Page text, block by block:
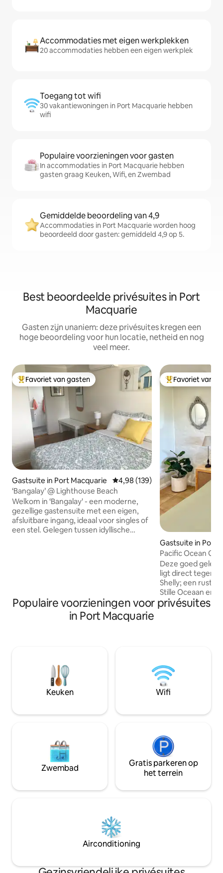
Accommodaties met eigen werkplekken
20 accommodaties hebben een eigen werkplek
Toegang tot wifi
30 vakantiewoningen in Port Macquarie hebben
wifi
Populaire voorzieningen voor gasten
In accommodaties in Port Macquarie hebben
gasten graag Keuken, Wifi, en Zwembad
Gemiddelde beoordeling van 4,9
Accommodaties in Port Macquarie worden hoog
beoordeeld door gasten: gemiddeld 4,9 op 5.
Best beoordeelde privésuites in Port
Macquarie
Gasten zijn unaniem: deze privésuites kregen een
hoge beoordeling voor hun locatie, netheid en nog
veel meer.
Topfavoriet van gasten
Favoriet van gasten
Gastsuite in Port Macquarie Gemiddelde beoordeling van
4,98 (139)
‘Bangalay’ @ Lighthouse Beach
Welkom in ‘Bangalay' - een moderne,
gezellige gastensuite met een eigen,
afsluitbare ingang, ideaal voor singles of
een stel. Gelegen tussen idyllische
400 meter afstand te bereiken. Doe
zoveel of zo weinig als je zelf zelf zelf
wilt. Geniet van de buiten
dineren/bbq/vuurplaats en je eigen
Topfavoriet van
Favoriet van
Gastsuite in Port
Pacific Ocean
Deze goed
ligt direct
Shelly; een rustig
Stille Oceaan en
van het populaire
is het beste
vrienden die
ontspannen in
Macquarie. Niet
Populaire voorzieningen voor privésuites
in Port Macquarie
Keuken Wifi
Zwembad
Gratis parkeren op
het terrein
Airconditioning